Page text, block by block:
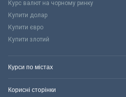
Курс валют на чорному ринку
Купити долар
Купити євро
Купити злотий
Курси по містах
Корисні сторінки